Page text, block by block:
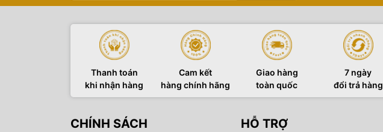
Thanh toán
khi nhận hàng
Cam kết
hàng chính hãng
Giao hàng
toàn quốc
7 ngày
đổi trả hàng
CHÍNH SÁCH HỖ TRỢ